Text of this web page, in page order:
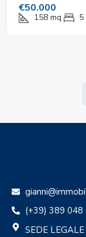
€50.000
158 mq 5
(+39) 389 048
SEDE